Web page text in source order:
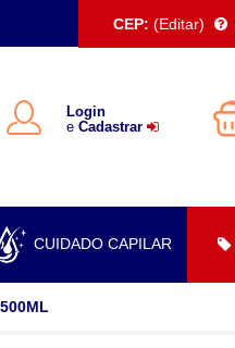
CEP: (Editar)
Login
e Cadastrar
CUIDADO CAPILAR